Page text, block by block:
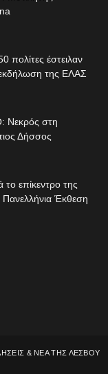
έστειλαν
της ΕΛΑΣ
στη
Δήσσος
επίκεντρο της
Πανελλήνια Έκθεση
& ΝΕΑ ΤΗΣ ΛΕΣΒΟΥ